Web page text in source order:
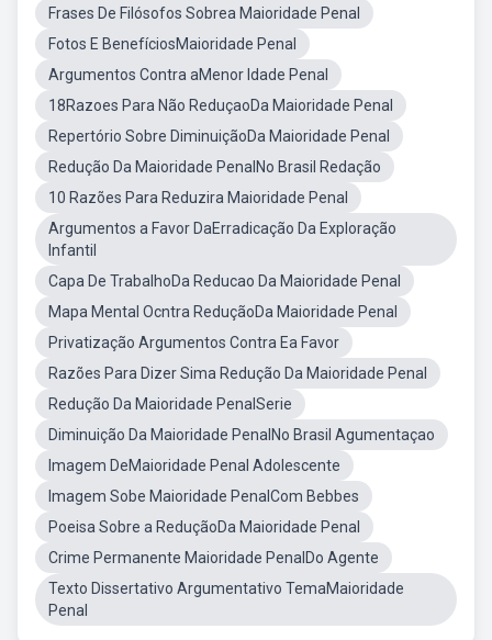
Frases De Filósofos Sobrea Maioridade Penal
Fotos E BenefíciosMaioridade Penal
Argumentos Contra aMenor Idade Penal
18Razoes Para Não ReduçaoDa Maioridade Penal
Repertório Sobre DiminuiçãoDa Maioridade Penal
Redução Da Maioridade PenalNo Brasil Redação
10 Razões Para Reduzira Maioridade Penal
Argumentos a Favor DaErradicação Da Exploração
Infantil
Capa De TrabalhoDa Reducao Da Maioridade Penal
Mapa Mental Ocntra ReduçãoDa Maioridade Penal
Privatização Argumentos Contra Ea Favor
Razões Para Dizer Sima Redução Da Maioridade Penal
Redução Da Maioridade PenalSerie
Diminuição Da Maioridade PenalNo Brasil Agumentaçao
Imagem DeMaioridade Penal Adolescente
Imagem Sobe Maioridade PenalCom Bebbes
Poeisa Sobre a ReduçãoDa Maioridade Penal
Crime Permanente Maioridade PenalDo Agente
Texto Dissertativo Argumentativo TemaMaioridade
Penal